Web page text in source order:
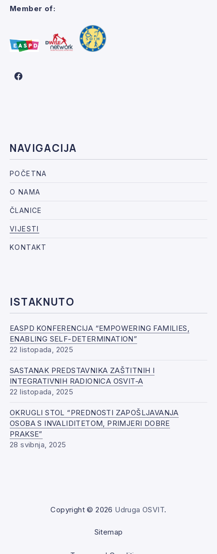
Member of:
New Window
NAVIGACIJA
POČETNA
O NAMA
ČLANICE
VIJESTI
KONTAKT
ISTAKNUTO
EASPD KONFERENCIJA “EMPOWERING FAMILIES,
ENABLING SELF-DETERMINATION”
22 listopada, 2025
SASTANAK PREDSTAVNIKA ZAŠTITNIH I
INTEGRATIVNIH RADIONICA OSVIT-A
22 listopada, 2025
OKRUGLI STOL “PREDNOSTI ZAPOŠLJAVANJA
OSOBA S INVALIDITETOM, PRIMJERI DOBRE
PRAKSE”
28 svibnja, 2025
Copyright © 2026 Udruga OSVIT.
Sitemap